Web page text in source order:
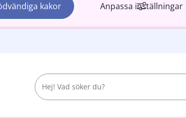
kakor Anpassa inställningar